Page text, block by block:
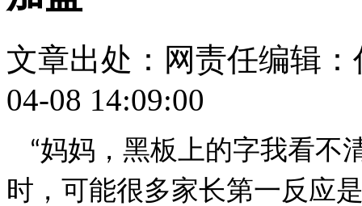
文章出处： 网责任编辑：
04-08 14:09:00
“妈妈，黑板上的字我看不
时，可能很多家长第一反应